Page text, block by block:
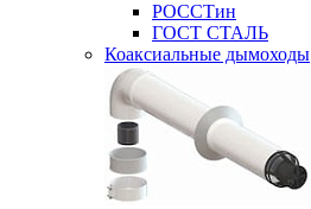
РОССТин
ГОСТ СТАЛЬ
Коаксиальные дымоходы